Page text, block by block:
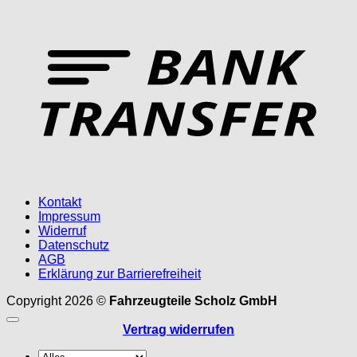
Kontakt
Impressum
Widerruf
Datenschutz
AGB
Erklärung zur Barrierefreiheit
Copyright 2026 © Fahrzeugteile Scholz GmbH
Vertrag widerrufen